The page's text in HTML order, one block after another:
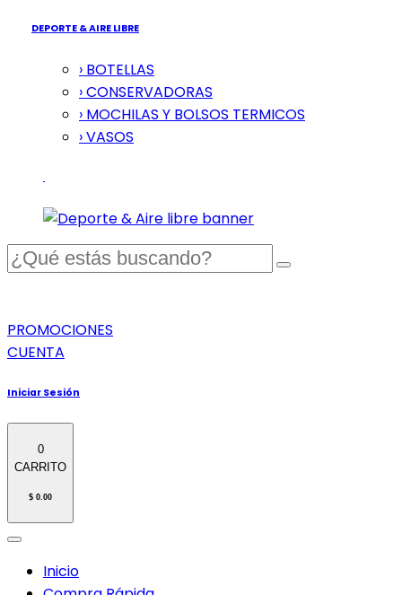
DEPORTE & AIRE LIBRE
› BOTELLAS
› CONSERVADORAS
› MOCHILAS Y BOLSOS TERMICOS
› VASOS
PROMOCIONES
CUENTA
Iniciar Sesión
0
CARRITO
$ 0.00
Inicio